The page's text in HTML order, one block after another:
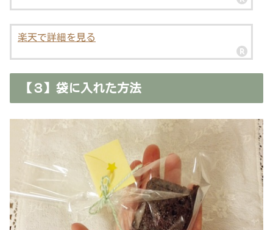
楽天で詳細を見る
【３】袋に入れた方法